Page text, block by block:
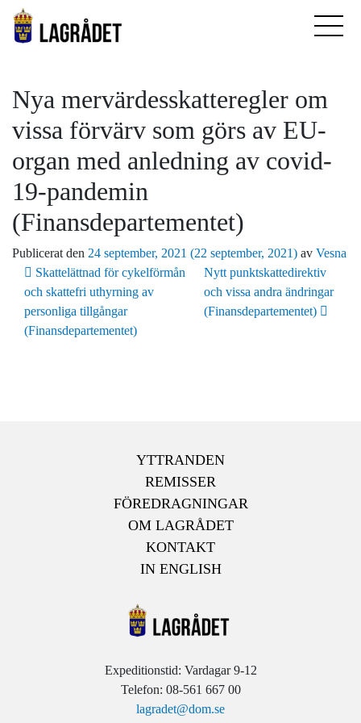
Nya mervärdesskatteregler om
vissa förvärv som görs av EU-
organ med anledning av covid-
19-pandemin
(Finansdepartementet)
Publicerat den 24 september, 2021 (22 september, 2021) av Vesna
Inläggsnavigering
Skattelättnad för cykelförmån
och skattefri uthyrning av
personliga tillgångar
(Finansdepartementet)
Nytt punktskattedirektiv
och vissa andra ändringar
(Finansdepartementet)
YTTRANDEN
REMISSER
FÖREDRAGNINGAR
OM LAGRÅDET
KONTAKT
IN ENGLISH
Expeditionstid: Vardagar 9-12
Telefon: 08-561 667 00
lagradet@dom.se